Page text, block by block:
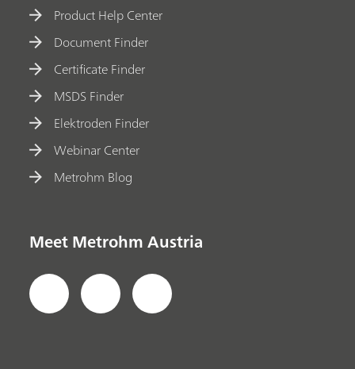
Product Help Center
Document Finder
Certificate Finder
MSDS Finder
Elektroden Finder
Webinar Center
Metrohm Blog
Meet Metrohm Austria